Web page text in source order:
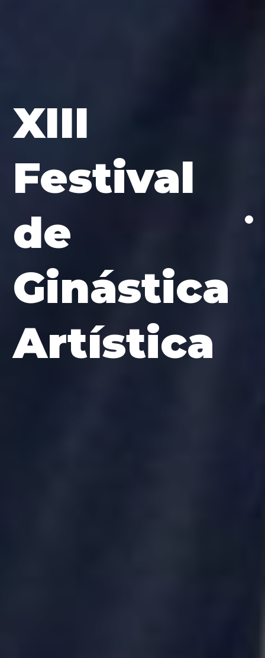
XIII
Festival
de
Ginástica
Artística